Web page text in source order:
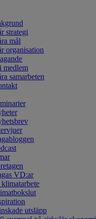
strategi
mål
organisation
medlem
samarbeten
VD:ar
utsläpp